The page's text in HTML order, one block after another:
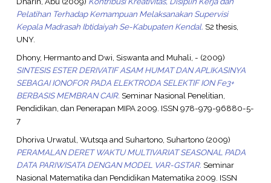
Pelatihan Terhadap Kemampuan Melaksanakan Supervisi
Kepala Madrasah Ibtidaiyah Se-Kabupaten Kendal. S2 thesis,
UNY.
Dhony, Hermantoand Dwi, Siswantaand Muhali, - (2009)
SINTESIS ESTER DERIVATIF ASAM HUMAT DAN APLIKASINYA
SEBAGAI IONOFOR PADA ELEKTRODA SELEKTIF ION Fe3+
BERBASIS MEMBRAN CAIR. Seminar Nasional Penelitian,
Pendidikan, dan Penerapan MIPA 2009. ISSN 978-979-96880-5-
7
Dhoriva Urwatul, Wutsqa and Suhartono, Suhartono(2009)
PERAMALAN DERET WAKTU MULTIVARIAT SEASONAL PADA
DATA PARIWISATA DENGAN MODEL VAR-GSTAR. Seminar
Nasional Matematika dan Pendidikan Matematika 2009. ISSN